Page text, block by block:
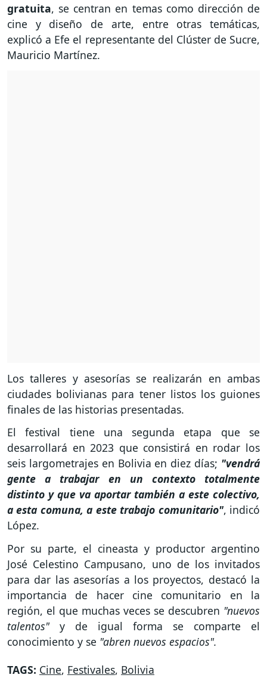
gratuita, se centran en temas como dirección de
cine y diseño de arte, entre otras temáticas,
explicó a Efe el representante del Clúster de Sucre,
Mauricio Martínez.
Los talleres y asesorías se realizarán en ambas
ciudades bolivianas para tener listos los guiones
finales de las historias presentadas.
El festival tiene una segunda etapa que se
desarrollará en 2023 que consistirá en rodar los
seis largometrajes en Bolivia en diez días; "vendrá
gente a trabajar en un contexto totalmente
distinto y que va aportar también a este colectivo,
a esta comuna, a este trabajo comunitario", indicó
López.
Por su parte, el cineasta y productor argentino
José Celestino Campusano, uno de los invitados
para dar las asesorías a los proyectos, destacó la
importancia de hacer cine comunitario en la
región, el que muchas veces se descubren "nuevos
talentos"y de igual forma se comparte el
conocimiento y se "abren nuevos espacios".
TAGS: Cine, Festivales, Bolivia